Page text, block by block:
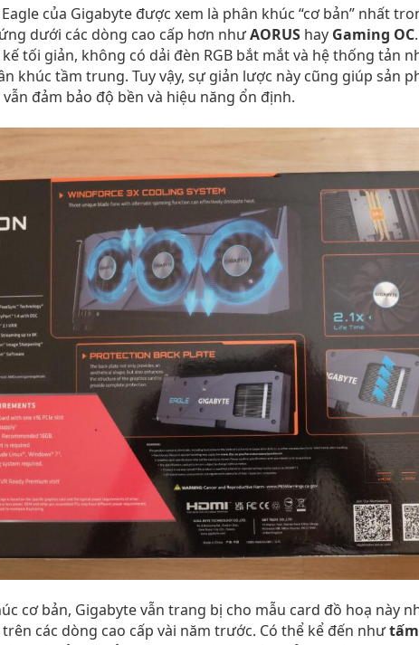
của Gigabyte được xem là phân khúc “cơ bản” nhất
dưới các dòng cao cấp hơn nhưAORUS hay Gaming OC
tối giản, không có dải đèn RGB bắt mắt và hệ thống tản
khúc tầm trung. Tuy vậy, sự giản lược này cũng giúp sản
đảm bảo độ bền và hiệu năng ổn định.
cơ bản, Gigabyte vẫn trang bị cho mẫu card đồ hoạ này
các dòng cao cấp vài năm trước. Có thể kể đến như